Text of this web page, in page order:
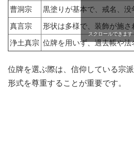
曹洞宗
黒塗りが基本で、戒名、
真言宗
形状は多様で、装飾が施さ
浄土真宗 位牌を用いず、過去帳や法
スクロールできます
位牌を選ぶ際は、信仰している宗
形式を尊重することが重要です。